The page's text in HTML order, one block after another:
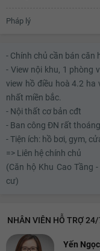
Pháp lý
- Chính chủ cần bán căn
- View nội khu, 1 phòng
view hồ điều hoà 4.2
nhất miền bắc.
- Nội thất cơ bản cđt
- Ban công ĐN rất
- Tiện ích: hồ bơi, gym,
=> Liên hệ chính chủ
(Căn hộ Khu Cao Tầng
cư)
NHÂN VIÊN HỖ TRỢ
Yến Ngọc